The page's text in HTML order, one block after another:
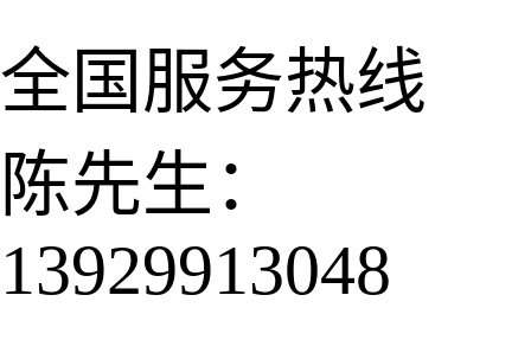
全国服务热线
陈先生：
13929913048